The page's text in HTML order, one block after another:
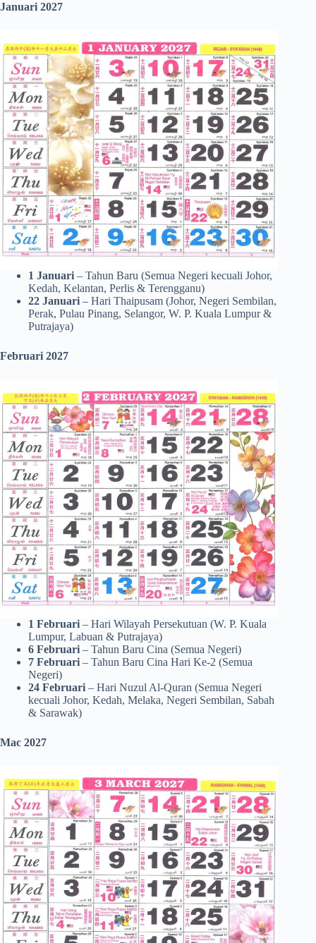
Januari 2027
1 Januari – Tahun Baru (Semua Negeri kecuali Johor,
Kedah, Kelantan, Perlis & Terengganu)
22 Januari – Hari Thaipusam (Johor, Negeri Sembilan,
Perak, Pulau Pinang, Selangor, W. P. Kuala Lumpur &
Putrajaya)
Februari 2027
1 Februari – Hari Wilayah Persekutuan (W. P. Kuala
Lumpur, Labuan & Putrajaya)
6 Februari – Tahun Baru Cina (Semua Negeri)
7 Februari – Tahun Baru Cina Hari Ke-2 (Semua
Negeri)
24 Februari – Hari Nuzul Al-Quran (Semua Negeri
kecuali Johor, Kedah, Melaka, Negeri Sembilan, Sabah
& Sarawak)
Mac 2027